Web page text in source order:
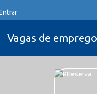
Vagas de emprego